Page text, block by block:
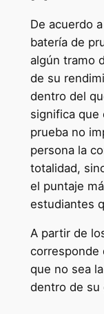
De acuerdo
batería de
algún tramo
de su
dentro del
significa que
prueba no
persona la
totalidad,
el puntaje
estudiantes
A partir de
corresponde
que no sea
dentro de su